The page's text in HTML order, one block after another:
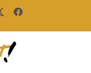
Facebook